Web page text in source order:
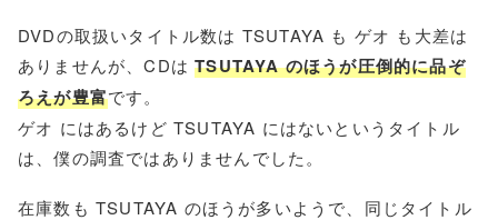
DVDの取扱いタイトル数は TSUTAYA も ゲオ も大差は
ありませんが、CDはTSUTAYA のほうが圧倒的に品ぞ
ろえが豊富です。
ゲオ にはあるけど TSUTAYA にはないというタイトル
は、僕の調査ではありませんでした。
在庫数も TSUTAYA のほうが多いようで、同じタイトル